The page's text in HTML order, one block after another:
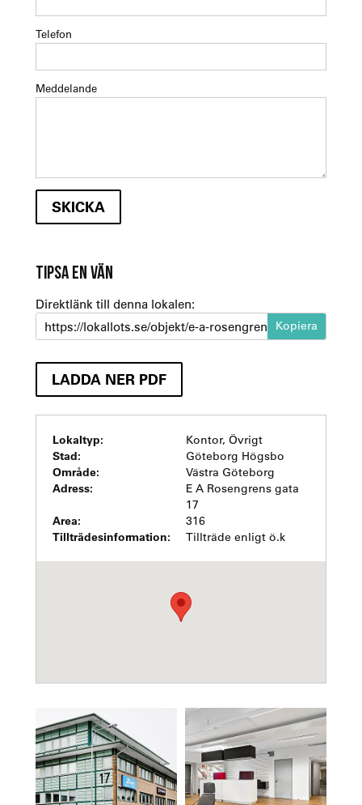
Telefon
Meddelande
TIPSA EN VÄN
Direktlänk till denna lokalen:
https://lokallots.se/objekt/e-a-rosengrens-gata-17-hogsbo-2
LADDA NER PDF
Lokaltyp: Kontor, Övrigt
Stad: Göteborg Högsbo
Område: Västra Göteborg
Adress:
E A Rosengrens gata
17
Area: 316
Tillträdesinformation: Tillträde enligt ö.k